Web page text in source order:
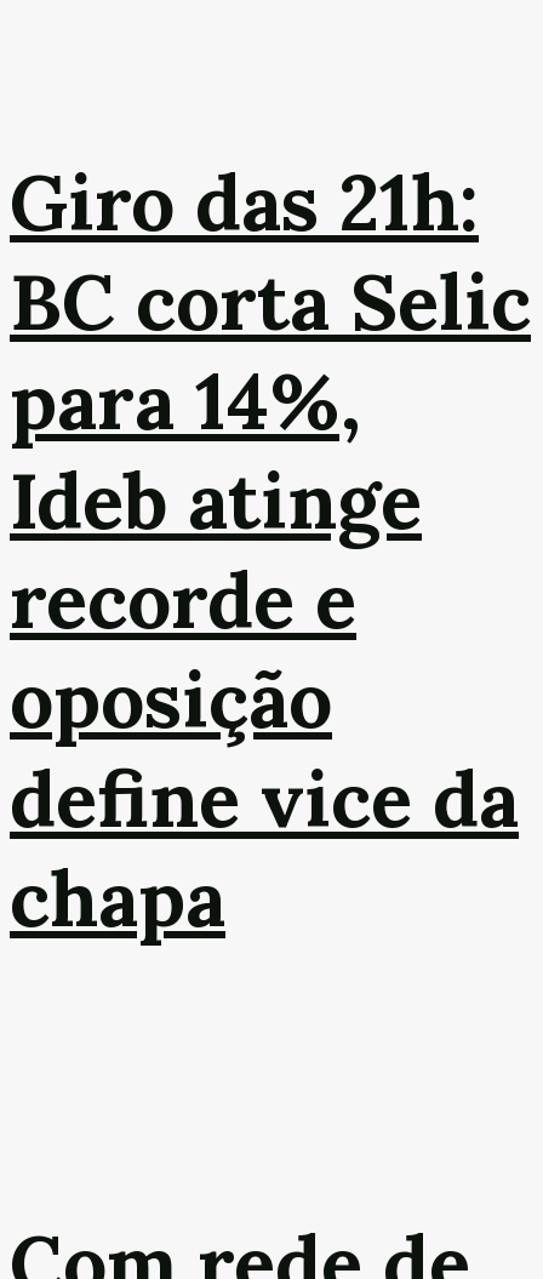
Giro das 21h:
BC corta Selic
para 14%,
Ideb atinge
recorde e
oposição
define vice da
chapa